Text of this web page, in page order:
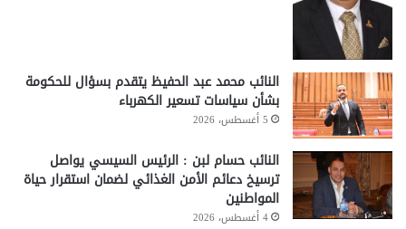
النائب محمد عبد الحفيظ يتقدم بسؤال للحكومة
بشأن سياسات تسعير الكهرباء
5 أغسطس، 2026
النائب حسام لبن : الرئيس السيسي يواصل
ترسيخ دعائم الأمن الغذائي لضمان استقرار حياة
المواطنين
4 أغسطس، 2026